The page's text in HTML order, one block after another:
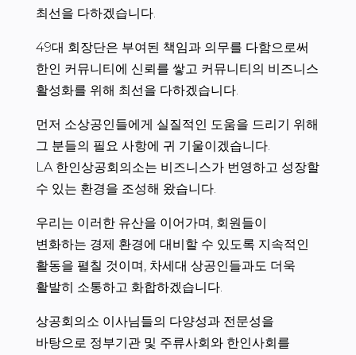
최선을 다하겠습니다.
49대 회장단은 부여된 책임과 의무를 다함으로써
한인 커뮤니티에 신뢰를 쌓고 커뮤니티의 비즈니스
활성화를 위해 최선을 다하겠습니다.
먼저 소상공인들에게 실질적인 도움을 드리기 위해
그 분들의 필요 사항에 귀 기울이겠습니다.
LA 한인상공회의소는 비즈니스가 번영하고 성장할
수 있는 환경을 조성해 왔습니다.
우리는 이러한 유산을 이어가며, 회원들이
변화하는 경제 환경에 대비할 수 있도록 지속적인
활동을 펼칠 것이며, 차세대 상공인들과도 더욱
활발히 소통하고 화합하겠습니다.
상공회의소 이사님들의 다양성과 전문성을
바탕으로 정부기관 및 주류사회와 한인사회를